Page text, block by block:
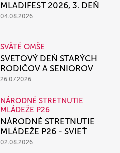
MLADIFEST 2026, 3. DEŇ
04.08.2026
SVÄTÉ OMŠE
SVETOVÝ DEŇ STARÝCH
RODIČOV A SENIOROV
26.07.2026
NÁRODNÉ STRETNUTIE
MLÁDEŽE P26
NÁRODNÉ STRETNUTIE
MLÁDEŽE P26 - SVIEŤ
02.08.2026